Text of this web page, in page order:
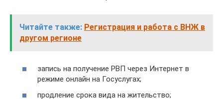
Читайте также: Регистрация и работа с ВНЖ в
другом регионе
запись на получение РВП через Интернет в
режиме онлайн на Госуслугах;
продление срока вида на жительство;